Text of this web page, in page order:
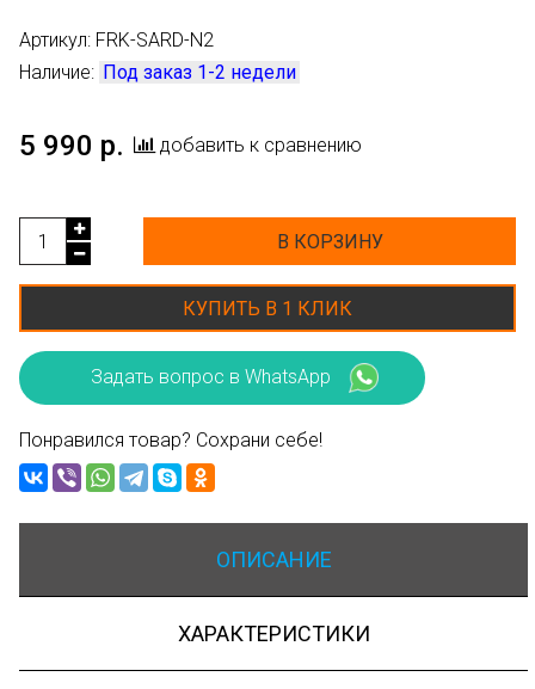
Артикул: FRK-SARD-N2
Наличие: Под заказ 1-2 недели
5 990 р. добавить к сравнению
В КОРЗИНУ
КУПИТЬ В 1 КЛИК
Задать вопрос в WhatsApp
Понравился товар? Сохрани себе!
ОПИСАНИЕ
ХАРАКТЕРИСТИКИ